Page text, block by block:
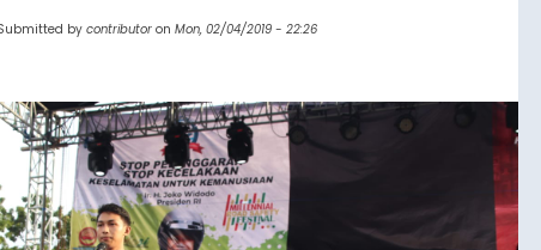
by contributor on Mon, 02/04/2019 - 22:26